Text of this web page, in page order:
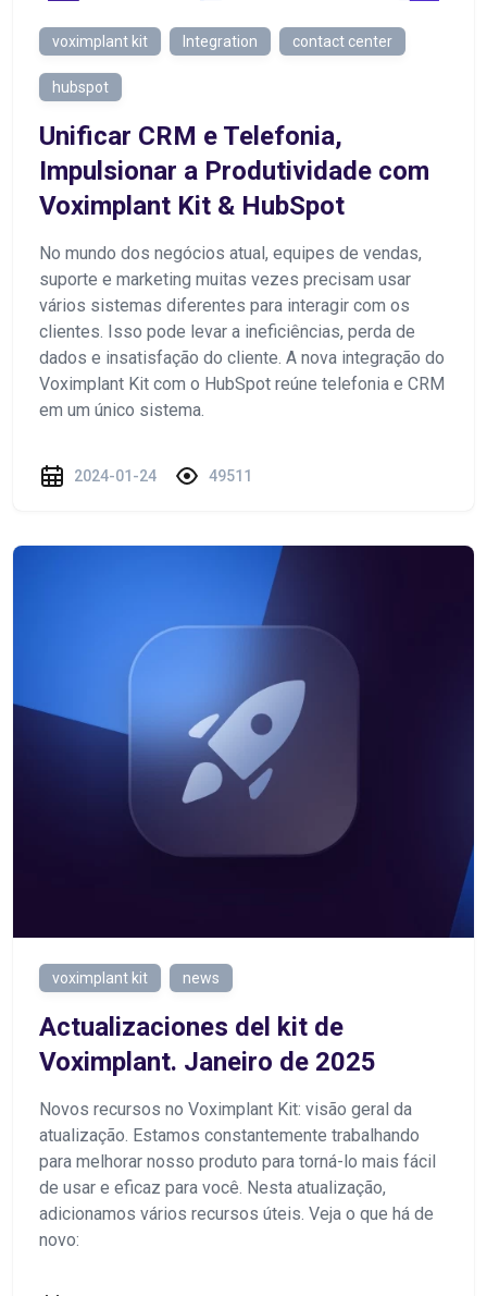
voximplant kit Integration contact center
hubspot
Unificar CRM e Telefonia,
Impulsionar a Produtividade com
Voximplant Kit & HubSpot
No mundo dos negócios atual, equipes de vendas,
suporte e marketing muitas vezes precisam usar
vários sistemas diferentes para interagir com os
clientes. Isso pode levar a ineficiências, perda de
dados e insatisfação do cliente. A nova integração do
Voximplant Kit com o HubSpot reúne telefonia e CRM
em um único sistema.
2024-01-24 49511
voximplant kit news
Actualizaciones del kit de
Voximplant. Janeiro de 2025
Novos recursos no Voximplant Kit: visão geral da
atualização. Estamos constantemente trabalhando
para melhorar nosso produto para torná-lo mais fácil
de usar e eficaz para você. Nesta atualização,
adicionamos vários recursos úteis. Veja o que há de
novo: